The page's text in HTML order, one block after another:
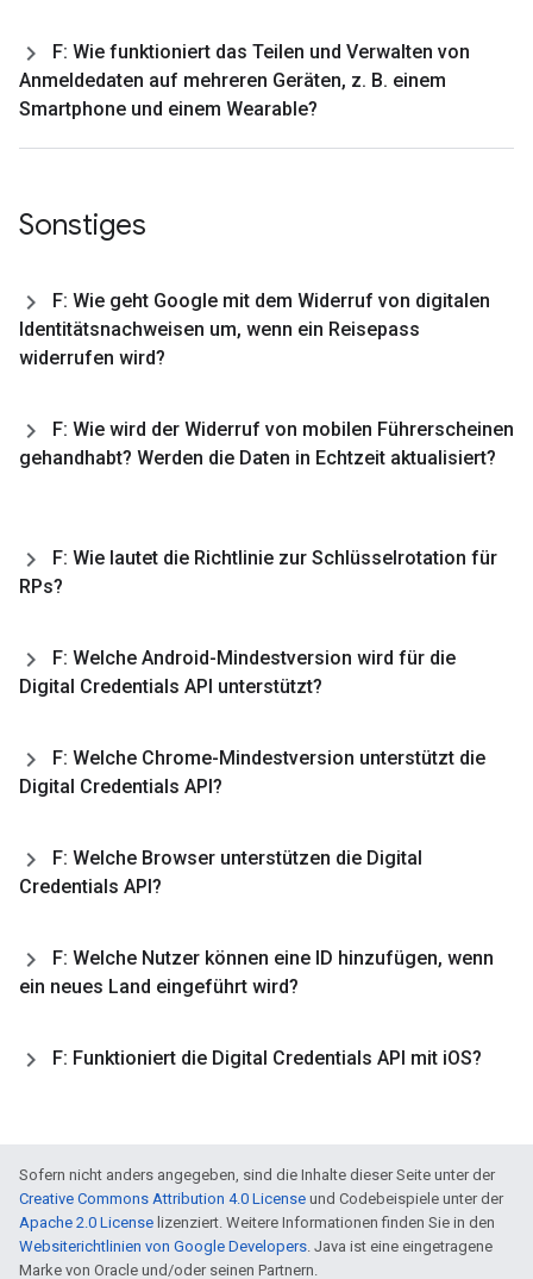
F: Wie funktioniert das Teilen und Verwalten von
Anmeldedaten auf mehreren Geräten, z. B. einem
Smartphone und einem Wearable?
Sonstiges
F: Wie geht Google mit dem Widerruf von digitalen
Identitätsnachweisen um, wenn ein Reisepass
widerrufen wird?
F: Wie wird der Widerruf von mobilen Führerscheinen
gehandhabt? Werden die Daten in Echtzeit aktualisiert?
F: Wie lautet die Richtlinie zur Schlüsselrotation für
RPs?
F: Welche Android-Mindestversion wird für die
Digital Credentials API unterstützt?
F: Welche Chrome-Mindestversion unterstützt die
Digital Credentials API?
F: Welche Browser unterstützen die Digital
Credentials API?
F: Welche Nutzer können eine ID hinzufügen, wenn
ein neues Land eingeführt wird?
F: Funktioniert die Digital Credentials API mit iOS?
Sofern nicht anders angegeben, sind die Inhalte dieser Seite unter der
Creative Commons Attribution 4.0 License und Codebeispiele unter der
Apache 2.0 License lizenziert. Weitere Informationen finden Sie in den
Websiterichtlinien von Google Developers. Java ist eine eingetragene
Marke von Oracle und/oder seinen Partnern.